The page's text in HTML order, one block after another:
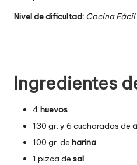
Nivel de dificultad: Cocina Fácil
Ingredientes
4 huevos
130 gr. y 6 cucharadas de
100 gr. de harina
1 pizca de sal